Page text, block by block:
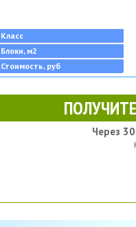
Класс
Блоки, м2
Стоимость, руб
Через